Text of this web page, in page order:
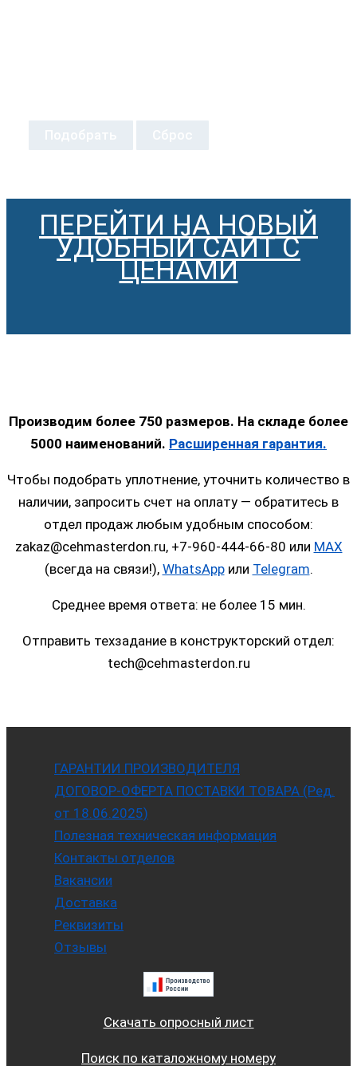
ПЕРЕЙТИ НА НОВЫЙ
УДОБНЫЙ САЙТ С
ЦЕНАМИ
Производим более 750 размеров. На складе более
5000 наименований. Расширенная гарантия.
Чтобы подобрать уплотнение, уточнить количество в
наличии, запросить счет на оплату — обратитесь в
отдел продаж любым удобным способом:
zakaz@cehmasterdon.ru, +7-960-444-66-80 или MAX
(всегда на связи!), WhatsAppили Telegram.
Среднее время ответа: не более 15 мин.
Отправить техзадание в конструкторский отдел:
tech@cehmasterdon.ru
ГАРАНТИИ ПРОИЗВОДИТЕЛЯ
ДОГОВОР-ОФЕРТА ПОСТАВКИ ТОВАРА (Ред.
от 18.06.2025)
Полезная техническая информация
Контакты отделов
Вакансии
Доставка
Реквизиты
Отзывы
Скачать опросный лист
Поиск по каталожному номеру